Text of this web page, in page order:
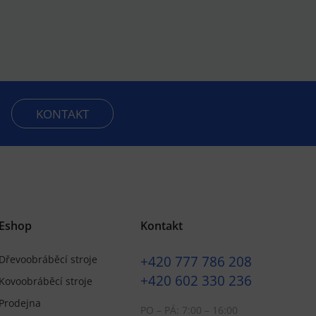
KONTAKT
stroje
stroje
Kontakt
+420 777 786 208
+420 602 330 236
PO – PÁ: 7:00 – 16:00